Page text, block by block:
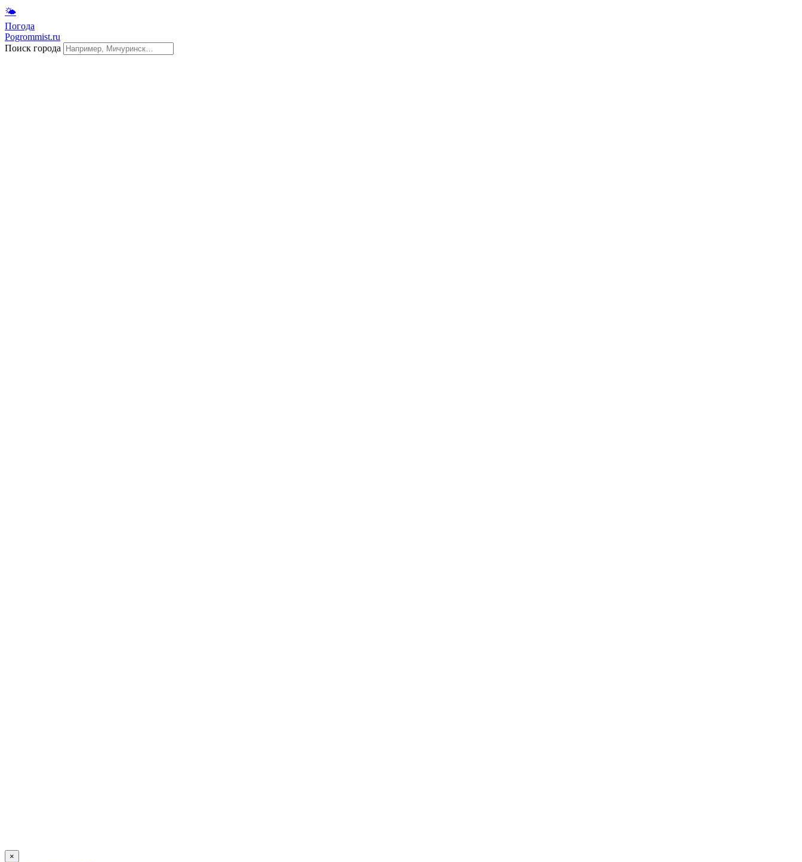
🌤
Погода
Pogrommist.ru
Поиск города
×